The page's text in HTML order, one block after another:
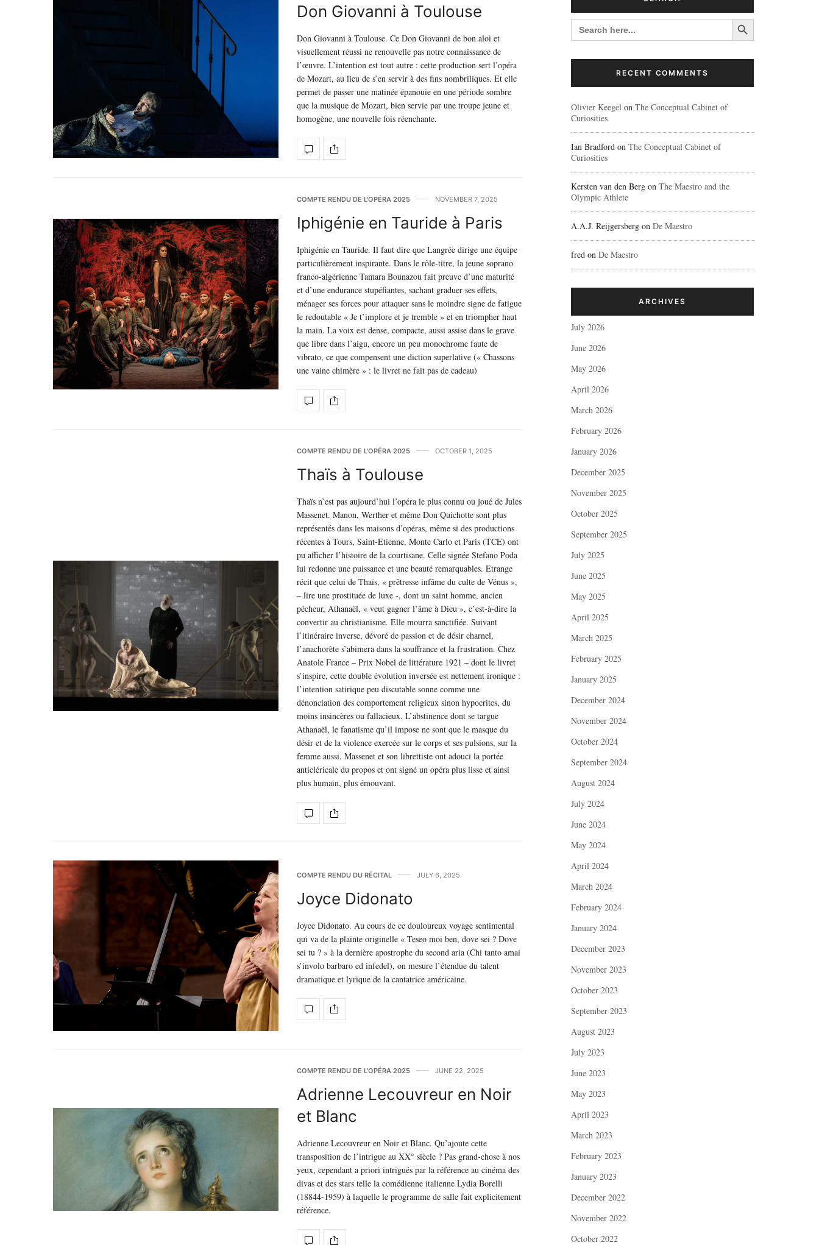
Don Giovanni à Toulouse
Don Giovanni à Toulouse. Ce Don Giovanni de bon aloi et
visuellement réussi ne renouvelle pas notre connaissance de
l’œuvre. L’intention est tout autre : cette production sert l’opéra
de Mozart, au lieu de s’en servir à des fins nombriliques. Et elle
permet de passer une matinée épanouie en une période sombre
que la musique de Mozart, bien servie par une troupe jeune et
homogène, une nouvelle fois réenchante.
COMPTE RENDU DE L'OPÉRA 2025 NOVEMBER 7, 2025
Iphigénie en Tauride à Paris
Iphigénie en Tauride. Il faut dire que Langrée dirige une équipe
particulièrement inspirante. Dans le rôle-titre, la jeune soprano
franco-algérienne Tamara Bounazou fait preuve d’une maturité
et d’une endurance stupéfiantes, sachant graduer ses effets,
ménager ses forces pour attaquer sans le moindre signe de fatigue
le redoutable « Je t’implore et je tremble » et en triompher haut
la main. La voix est dense, compacte, aussi assise dans le grave
que libre dans l’aigu, encore un peu monochrome faute de
vibrato, ce que compensent une diction superlative (« Chassons
une vaine chimère » : le livret ne fait pas de cadeau)
COMPTE RENDU DE L'OPÉRA 2025 OCTOBER 1, 2025
Thaïs à Toulouse
Thaïs n’est pas aujourd’hui l’opéra le plus connu ou joué de Jules
Massenet. Manon, Werther et même Don Quichotte sont plus
représentés dans les maisons d’opéras, même si des productions
récentes à Tours, Saint-Etienne, Monte Carlo et Paris (TCE) ont
pu afficher l’histoire de la courtisane. Celle signée Stefano Poda
lui redonne une puissance et une beauté remarquables. Etrange
récit que celui de Thaïs, « prêtresse infâme du culte de Vénus »,
– lire une prostituée de luxe -, dont un saint homme, ancien
pécheur, Athanaël, « veut gagner l’âme à Dieu », c’est-à-dire la
convertir au christianisme. Elle mourra sanctifiée. Suivant
l’itinéraire inverse, dévoré de passion et de désir charnel,
l’anachorète s’abimera dans la souffrance et la frustration. Chez
Anatole France – Prix Nobel de littérature 1921 – dont le livret
s’inspire, cette double évolution inversée est nettement ironique :
l’intention satirique peu discutable sonne comme une
dénonciation des comportement religieux sinon hypocrites, du
moins insincères ou fallacieux. L’abstinence dont se targue
Athanaël, le fanatisme qu’il impose ne sont que le masque du
désir et de la violence exercée sur le corps et ses pulsions, sur la
femme aussi. Massenet et son librettiste ont adouci la portée
anticléricale du propos et ont signé un opéra plus lisse et ainsi
plus humain, plus émouvant.
COMPTE RENDU DU RÉCITAL JULY 6, 2025
Joyce Didonato
Joyce Didonato. Au cours de ce douloureux voyage sentimental
qui va de la plainte originelle « Teseo moi ben, dove sei ? Dove
sei tu ? » à la dernière apostrophe du second aria (Chi tanto amai
s’involo barbaro ed infedel), on mesure l’étendue du talent
dramatique et lyrique de la cantatrice américaine.
COMPTE RENDU DE L'OPÉRA 2025 JUNE 22, 2025
Adrienne Lecouvreur en Noir
et Blanc
Adrienne Lecouvreur en Noir et Blanc. Qu’ajoute cette
transposition de l’intrigue au XX° siècle ? Pas grand-chose à nos
yeux, cependant a priori intrigués par la référence au cinéma des
divas et des stars telle la comédienne italienne Lydia Borelli
(18844-1959) à laquelle le programme de salle fait explicitement
référence.
SEARCH
FOR:
Search Button
RECENT COMMENTS
Olivier Keegel on The Conceptual Cabinet of
Curiosities
Ian Bradford on The Conceptual Cabinet of
Curiosities
Kersten van den Berg on The Maestro and the
Olympic Athlete
A.A.J. Reijgersberg on De Maestro
fred on De Maestro
ARCHIVES
July 2026
June 2026
May 2026
April 2026
March 2026
February 2026
January 2026
December 2025
November 2025
October 2025
September 2025
July 2025
June 2025
May 2025
April 2025
March 2025
February 2025
January 2025
December 2024
November 2024
October 2024
September 2024
August 2024
July 2024
June 2024
May 2024
April 2024
March 2024
February 2024
January 2024
December 2023
November 2023
October 2023
September 2023
August 2023
July 2023
June 2023
May 2023
April 2023
March 2023
February 2023
January 2023
December 2022
November 2022
October 2022